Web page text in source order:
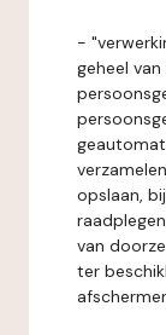
-
geheel
opslaan,
van
ter